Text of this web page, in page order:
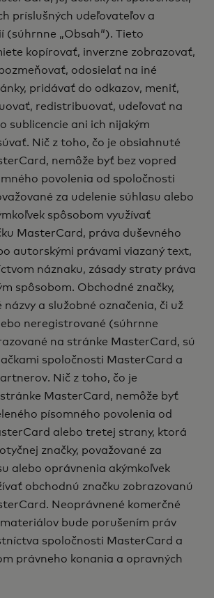
príslušných udeľovateľov a
(súhrnne „Obsah“). Tieto
kopírovať, inverzne zobrazovať,
odosielať na iné
pridávať do odkazov, meniť,
redistribuovať, udeľovať na
sublicencie ani ich nijakým
Nič z toho, čo je obsiahnuté
nemôže byť bez vopred
povolenia od spoločnosti
za udelenie súhlasu alebo
spôsobom využívať
MasterCard, práva duševného
autorskými právami viazaný text,
náznaku, zásady straty práva
spôsobom. Obchodné značky,
názvy a služobné označenia, či už
neregistrované (súhrnne
na stránke MasterCard, sú
spoločnosti MasterCard a
Nič z toho, čo je
MasterCard, nemôže byť
písomného povolenia od
alebo tretej strany, ktorá
značky, považované za
alebo oprávnenia akýmkoľvek
obchodnú značku zobrazovanú
Neoprávnené komerčné
bude porušením práv
spoločnosti MasterCard a
právneho konania a opravných